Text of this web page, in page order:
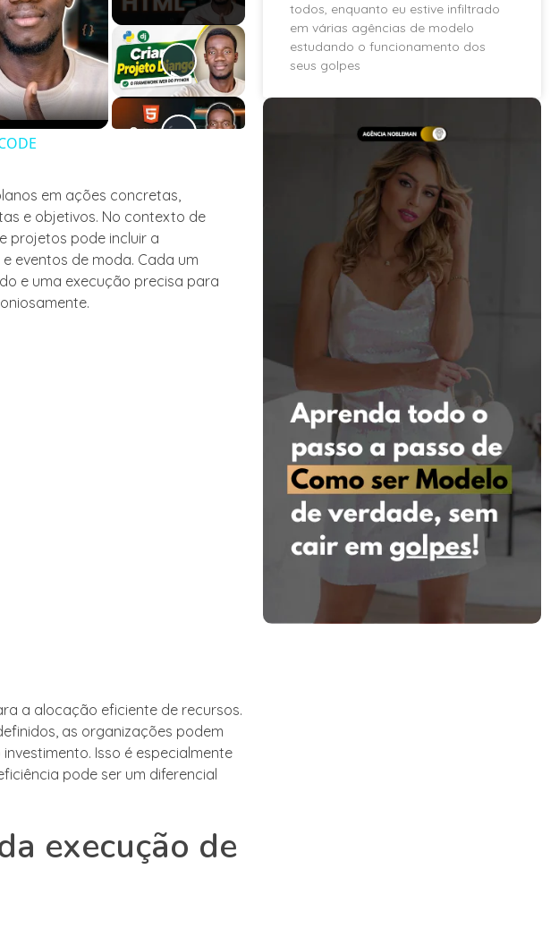
em ações concretas,
e objetivos. No contexto de
projetos pode incluir a
eventos de moda. Cada um
e uma execução precisa para
a alocação eficiente de recursos.
as organizações podem
Isso é especialmente
pode ser um diferencial
execução de
todos, enquanto eu estive infiltrado
em várias agências de modelo
estudando o funcionamento dos
seus golpes